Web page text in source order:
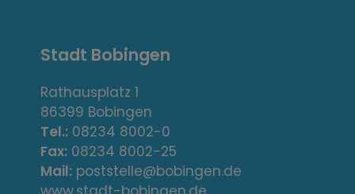
A
d
r
e
s
Stadt Bobingen
Rathausplatz 1
86399 Bobingen
Tel.: 08234 8002-0
Fax: 08234 8002-25
Mail: poststelle@bobingen.de